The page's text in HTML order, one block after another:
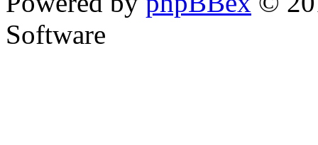
Software